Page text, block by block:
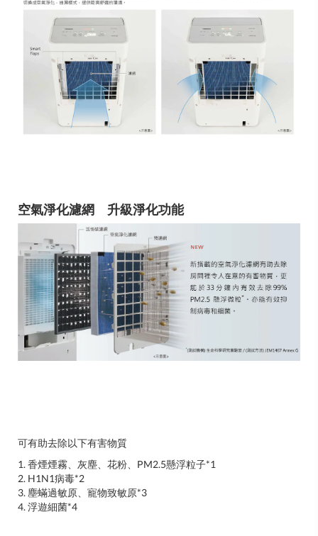
空氣淨化濾網 升級淨化功能
可有助去除以下有害物質
1. 香煙煙霧、灰塵、花粉、PM2.5懸浮粒子*1
2. H1N1病毒*2
3. 塵蟎過敏原、寵物致敏原*3
4. 浮遊細菌*4